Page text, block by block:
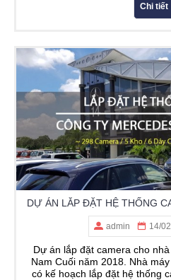
Chi tiết
admin 14/
Dự án lắp đặt camera cho
Nam Cuối năm 2018. Nhà
có kế hoạch lắp đặt hệ thống